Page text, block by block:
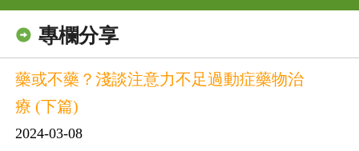
專欄分享
藥或不藥？淺談注意力不足過動症藥物治
療 (下篇)
2024-03-08